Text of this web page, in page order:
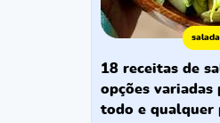
18 receitas de saladas com
opções variadas
todo e qualquer